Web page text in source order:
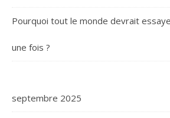
Pourquoi tout le monde devrait
une fois ?
septembre 2025